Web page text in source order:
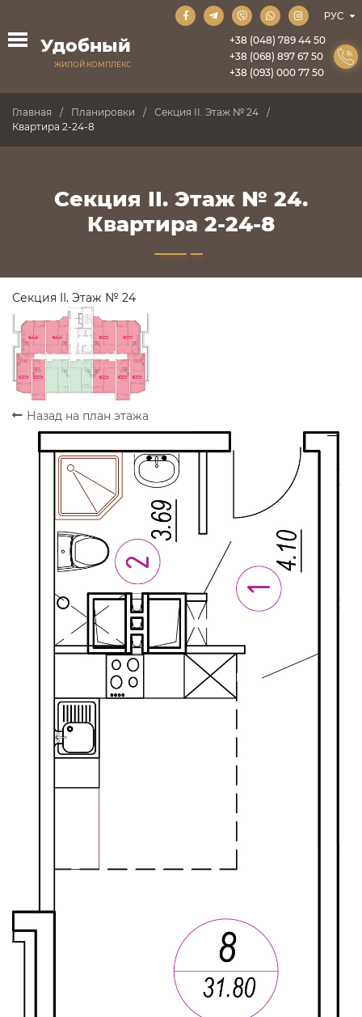
Удобный
ЖИЛОЙ КОМПЛЕКС
+38 (048) 789 44 50
+38 (068) 897 67 50
+38 (093) 000 77 50
Главная Планировки
Секция II. Этаж № 24
Квартира 2-24-8
Секция II. Этаж № 24.
Квартира 2-24-8
Секция II. Этаж № 24
ПРОДАНО ПРОДАНО
ПРОДАНО
ПРОДАНО
ПРОДАНО
ПРОДАНО
ПРОДАНО
Назад на план этажа